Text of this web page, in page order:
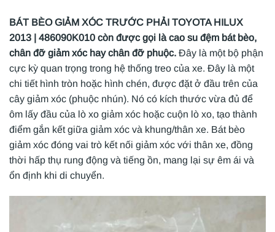
BÁT BÈO GIẢM XÓC TRƯỚC PHẢI TOYOTA HILUX
2013 | 486090K010 còn được gọi là cao su đệm bát bèo,
chân đỡ giảm xóc hay chân đỡ phuộc. Đây là một bộ phận
cực kỳ quan trọng trong hệ thống treo của xe. Đây là một
chi tiết hình tròn hoặc hình chén, được đặt ở đầu trên của
cây giảm xóc (phuộc nhún). Nó có kích thước vừa đủ để
ôm lấy đầu của lò xo giảm xóc hoặc cuộn lò xo, tạo thành
điểm gắn kết giữa giảm xóc và khung/thân xe. Bát bèo
giảm xóc đóng vai trò kết nối giảm xóc với thân xe, đồng
thời hấp thụ rung động và tiếng ồn, mang lại sự êm ái và
ổn định khi di chuyển.